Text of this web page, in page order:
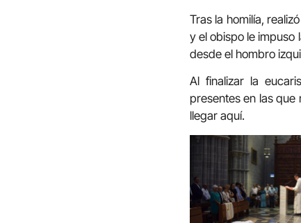
Tras la homilía,
y el obispo le impuso
desde el hombro
Al finalizar la
presentes en las que
llegar aquí.